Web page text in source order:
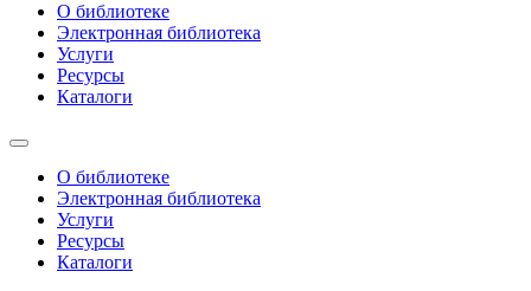
О библиотеке
Электронная библиотека
Услуги
Ресурсы
Каталоги
О библиотеке
Электронная библиотека
Услуги
Ресурсы
Каталоги